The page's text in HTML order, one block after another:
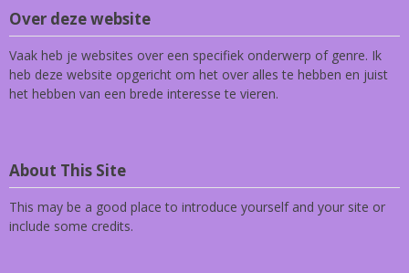
Over deze website
Vaak heb je websites over een specifiek onderwerp of genre. Ik
heb deze website opgericht om het over alles te hebben en juist
het hebben van een brede interesse te vieren.
About This Site
This may be a good place to introduce yourself and your site or
include some credits.